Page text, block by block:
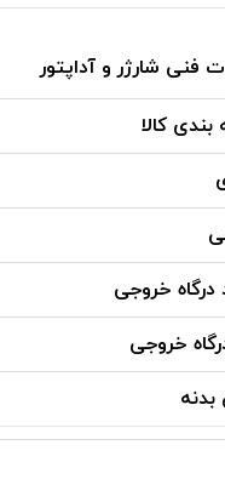
شارژر و آداپتور
کالا
درگاه خروجی
خروجی